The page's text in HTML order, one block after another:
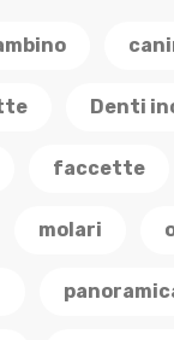
Denti
faccette
molari